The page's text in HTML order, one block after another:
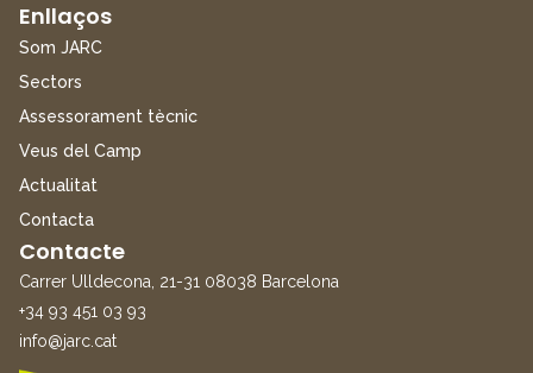
Enllaços
Som JARC
Sectors
Assessorament tècnic
Veus del Camp
Actualitat
Contacta
Contacte
Carrer Ulldecona, 21-31 08038 Barcelona
+34 93 451 03 93
info@jarc.cat